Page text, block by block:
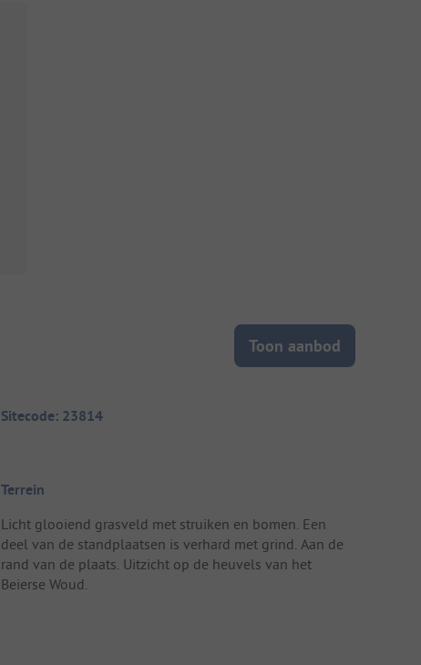
Toon aanbod
Sitecode: 23814
Terrein
Licht glooiend grasveld met struiken en bomen. Een
deel van de standplaatsen is verhard met grind. Aan de
rand van de plaats. Uitzicht op de heuvels van het
Beierse Woud.